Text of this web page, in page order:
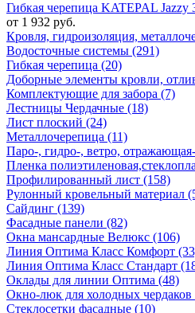
Гибкая черепица KATEPAL Jazzy
от 1 932 руб.
Кровля, гидроизоляция,
Водосточные системы (291)
Гибкая черепица (20)
Доборные элементы кровли,
Комплектующие для забора (7)
Лестницы Чердачные (18)
Лист плоский (24)
Металлочерепица (11)
Паро-, гидро-, ветро,
Пленка
Профилированный лист (158)
Рулонный кровельный материал
Сайдинг (139)
Фасадные панели (82)
Окна мансардные Велюкс (106)
Линия Оптима Класс Комфорт
Линия Оптима Класс Стандарт
Оклады для линии Оптима (48)
Окно-люк для холодных чердаков
Стеклосетки фасадные (10)